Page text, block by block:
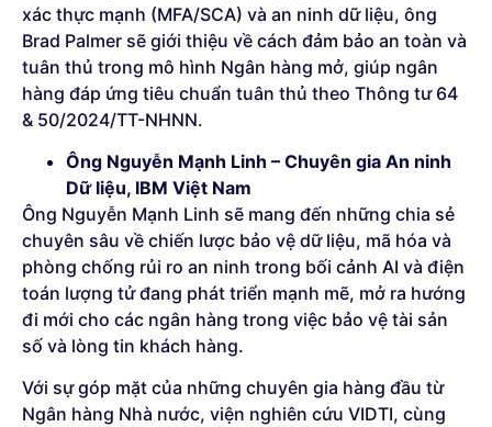
xác thực mạnh (MFA/SCA) và an ninh dữ liệu, ông
Brad Palmer sẽ giới thiệu về cách đảm bảo an toàn và
tuân thủ trong mô hình Ngân hàng mở, giúp ngân
hàng đáp ứng tiêu chuẩn tuân thủ theo Thông tư 64
& 50/2024/TT-NHNN.
Ông Nguyễn Mạnh Linh – Chuyên gia An ninh
Dữ liệu, IBM Việt Nam
Ông Nguyễn Mạnh Linh sẽ mang đến những chia sẻ
chuyên sâu về chiến lược bảo vệ dữ liệu, mã hóa và
phòng chống rủi ro an ninh trong bối cảnh AI và điện
toán lượng tử đang phát triển mạnh mẽ, mở ra hướng
đi mới cho các ngân hàng trong việc bảo vệ tài sản
số và lòng tin khách hàng.
Với sự góp mặt của những chuyên gia hàng đầu từ
Ngân hàng Nhà nước, viện nghiên cứu VIDTI, cùng